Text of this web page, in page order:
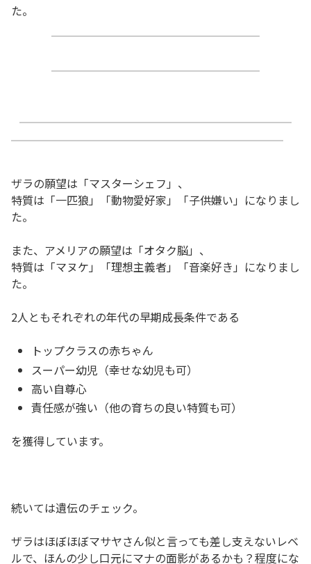
た。
ザラの願望は「マスターシェフ」、
特質は「一匹狼」「動物愛好家」「子供嫌い」になりまし
た。
また、アメリアの願望は「オタク脳」、
特質は「マヌケ」「理想主義者」「音楽好き」になりまし
た。
2人ともそれぞれの年代の早期成長条件である
トップクラスの赤ちゃん
スーパー幼児（幸せな幼児も可）
高い自尊心
責任感が強い（他の育ちの良い特質も可）
を獲得しています。
続いては遺伝のチェック。
ザラはほぼほぼマサヤさん似と言っても差し支えないレベ
ルで、ほんの少し口元にマナの面影があるかも？程度にな